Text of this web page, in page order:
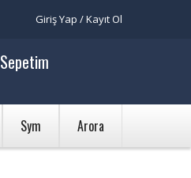
Giriş Yap / Kayıt Ol
Sepetim
Sym Arora